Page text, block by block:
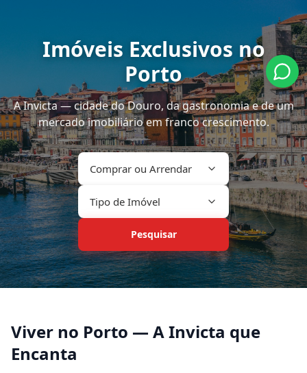
Imóveis Exclusivos no
Porto
A Invicta — cidade do Douro, da gastronomia e de um
mercado imobiliário em franco crescimento.
Comprar ou Arrendar
Tipo de Imóvel
Pesquisar
Viver no Porto — A Invicta que
Encanta